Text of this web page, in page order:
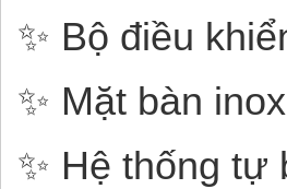
✨ Bộ điều
✨ Mặt bàn
✨ Hệ thống